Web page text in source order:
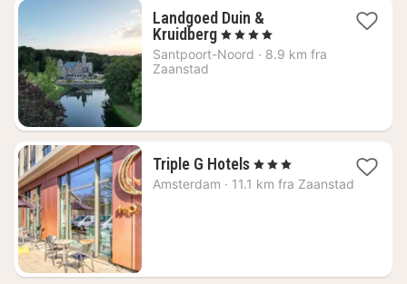
Landgoed Duin &
Kruidberg1
natt
, 4 Stjerner
Santpoort-Noord · 8.9 km fra
Zaanstad
Triple G Hotels1
natt
, 3 Stjerner
Amsterdam · 11.1 km fra Zaanstad